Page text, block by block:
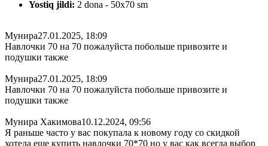
Yostiq jildi: 2 dona - 50x70 sm
Мунира27.01.2025, 18:09
Навлочки 70 на 70 пожалуйста побольше привозите и
подушки также
Мунира27.01.2025, 18:09
Навлочки 70 на 70 пожалуйста побольше привозите и
подушки также
Мунира Хакимова10.12.2024, 09:56
Я раньше часто у вас покупала к новому году со скидкой
хотела еще купить навлочки 70*70 но у вас как всегда выбор